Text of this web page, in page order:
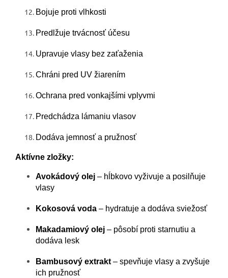
Bojuje proti vlhkosti
Predlžuje trvácnosť účesu
Upravuje vlasy bez zaťaženia
Chráni pred UV žiarením
Ochrana pred vonkajšími vplyvmi
Predchádza lámaniu vlasov
Dodáva jemnosť a pružnosť
Aktívne zložky:
Avokádový olej – hĺbkovo vyživuje a posilňuje
vlasy
Kokosová voda – hydratuje a dodáva sviežosť
Makadamiový olej – pôsobí proti starnutiu a
dodáva lesk
Bambusový extrakt – spevňuje vlasy a zvyšuje
ich pružnosť